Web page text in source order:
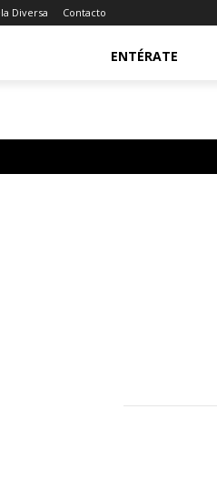
Diversa Contacto
ENTÉRATE